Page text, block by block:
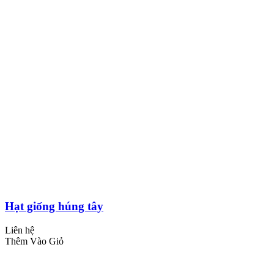
Hạt giống húng tây
Liên hệ
Thêm Vào Giỏ